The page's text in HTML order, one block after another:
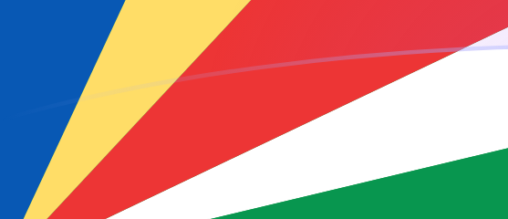
Ouguiya mauritanien
Roupie seychelloise
0,0362437
0,181219
0,362437
MRO 3,62437 SCR
MRO 18,1219
1 000
MRO
5 000
MRO 181,219 SCR